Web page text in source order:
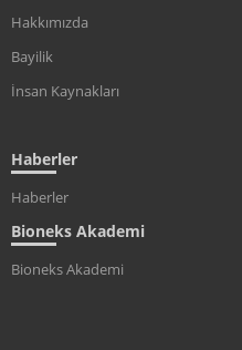
Hakkımızda
Bayilik
İnsan Kaynakları
Haberler
Haberler
Bioneks Akademi
Bioneks Akademi